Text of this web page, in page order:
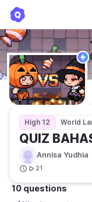
High 12 World
QUIZ
Annisa Yudhia
21
10 questions